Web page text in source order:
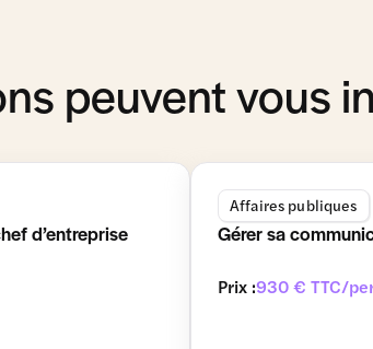
peuvent vous
d’entreprise
Affaires publiques
Gérer sa
Prix :930 € TTC/